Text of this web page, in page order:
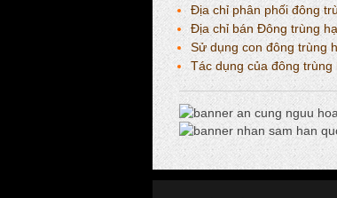
Địa chỉ phân phối đông
Địa chỉ bán Đông trùng
Sử dụng con đông trùng
Tác dụng của đông